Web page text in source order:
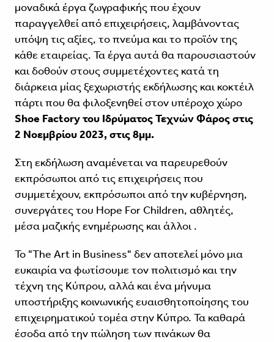
μοναδικά έργα ζωγραφικής που έχουν
παραγγελθεί από επιχειρήσεις, λαμβάνοντας
υπόψη τις αξίες, το πνεύμα και το προϊόν της
κάθε εταιρείας. Τα έργα αυτά θα παρουσιαστούν
και δοθούν στους συμμετέχοντες κατά τη
διάρκεια μίας ξεχωριστής εκδήλωσης και κοκτέιλ
πάρτι που θα φιλοξενηθεί στον υπέροχο χώρο
Shoe Factory του Ιδρύματος Τεχνών Φάρος στις
2 Νοεμβρίου 2023, στις 8μμ.
Στη εκδήλωση αναμένεται να παρευρεθούν
εκπρόσωποι από τις επιχειρήσεις που
συμμετέχουν, εκπρόσωποι από την κυβέρνηση,
συνεργάτες του Hope For Children, αθλητές,
μέσα μαζικής ενημέρωσης και άλλοι .
Το "The Art in Business" δεν αποτελεί μόνο μια
ευκαιρία να φωτίσουμε τον πολιτισμό και την
τέχνη της Κύπρου, αλλά και ένα μήνυμα
υποστήριξης κοινωνικής ευαισθητοποίησης του
επιχειρηματικού τομέα στην Κύπρο. Τα καθαρά
έσοδα από την πώληση των πινάκων θα